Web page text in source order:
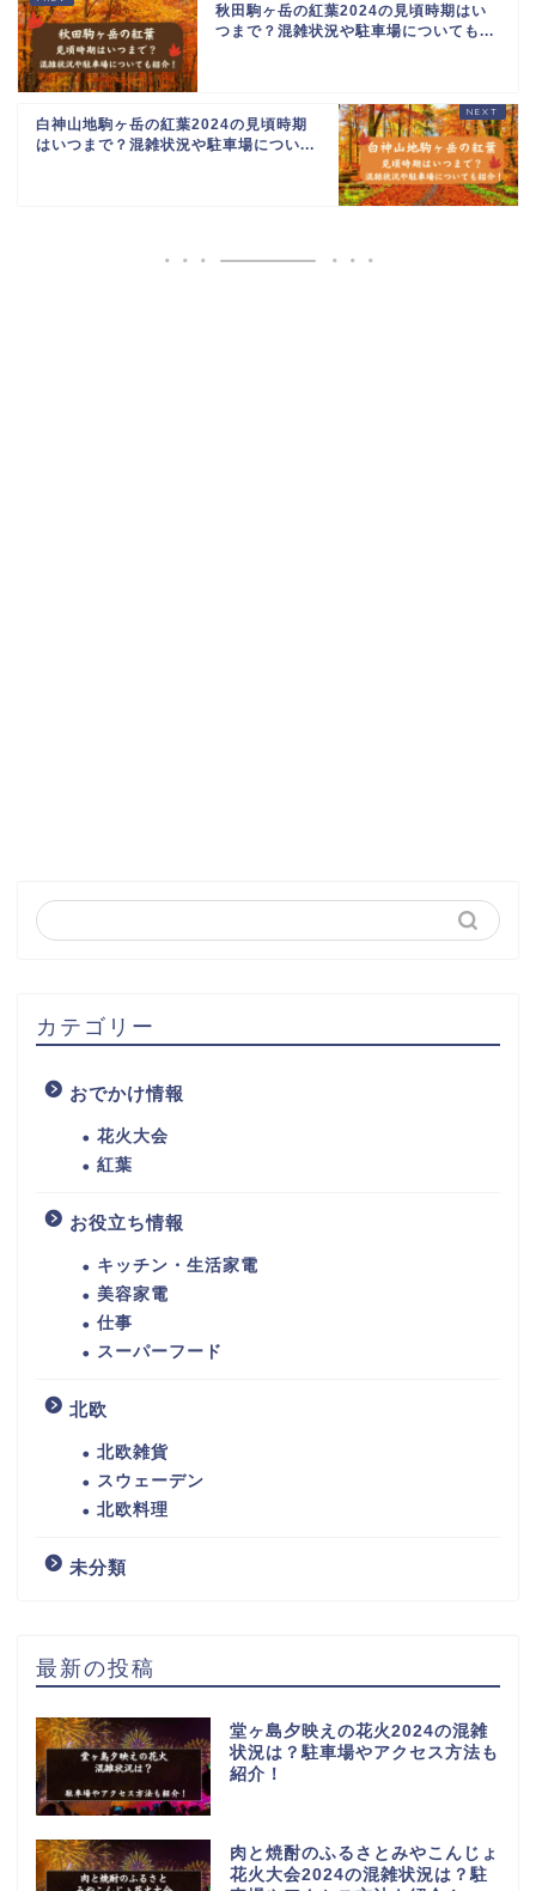
秋田駒ヶ岳の紅葉2024の見頃時期はい
つまで？混雑状況や駐車場についても...
白神山地駒ヶ岳の紅葉2024の見頃時期
はいつまで？混雑状況や駐車場につい...
カテゴリー
おでかけ情報
花火大会
紅葉
お役立ち情報
キッチン・生活家電
美容家電
仕事
スーパーフード
北欧
北欧雑貨
スウェーデン
北欧料理
未分類
最新の投稿
堂ヶ島夕映えの花火2024の混雑
状況は？駐車場やアクセス方法も
紹介！
肉と焼酎のふるさとみやこんじょ
花火大会2024の混雑状況は？駐